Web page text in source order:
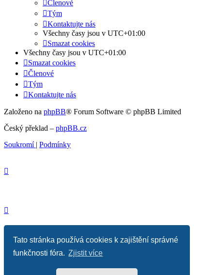
Tato stránka používá cookies k zajištění správné
funkčnosti fóra. Zjistit více
Členové
Tým
Kontaktujte nás
Všechny časy jsou v UTC+01:00
Smazat cookies
Všechny časy jsou v UTC+01:00
Smazat cookies
Členové
Tým
Kontaktujte nás
Založeno na phpBB® Forum Software © phpBB Limited
Český překlad – phpBB.cz
Soukromí | Podmínky